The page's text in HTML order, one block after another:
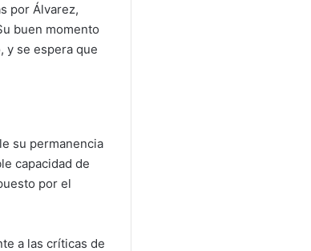
por Álvarez,
buen momento
y se espera que
su permanencia
capacidad de
por el
a las críticas de